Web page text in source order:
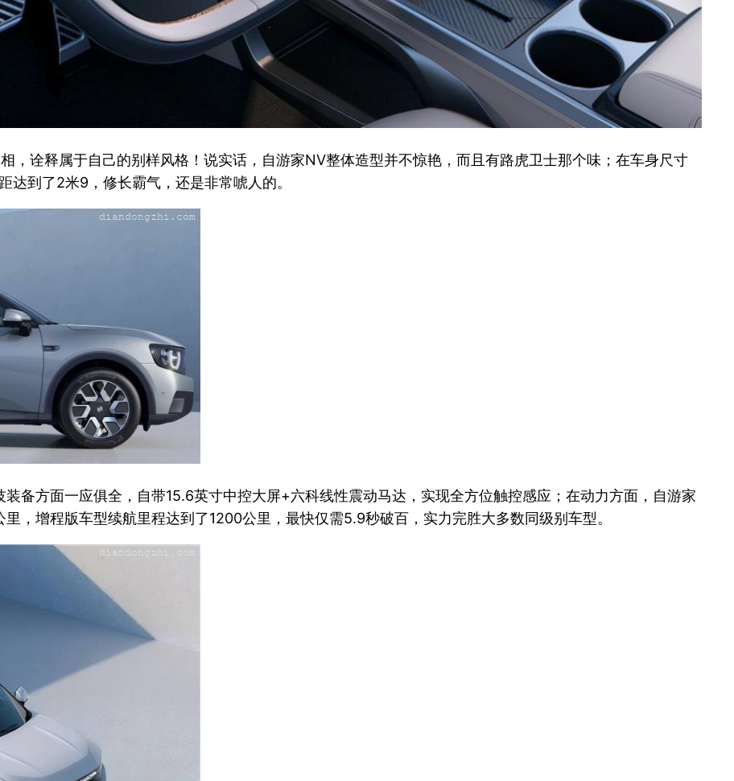
，诠释属于自己的别样风格！说实话，自游家NV整体造型并不惊艳，而且有路虎卫士那个味；在车身尺寸
到了2米9，修长霸气，还是非常唬人的。
装备方面一应俱全，自带15.6英寸中控大屏+六科线性震动马达，实现全方位触控感应；在动力方面，自游家
，增程版车型续航里程达到了1200公里，最快仅需5.9秒破百，实力完胜大多数同级别车型。